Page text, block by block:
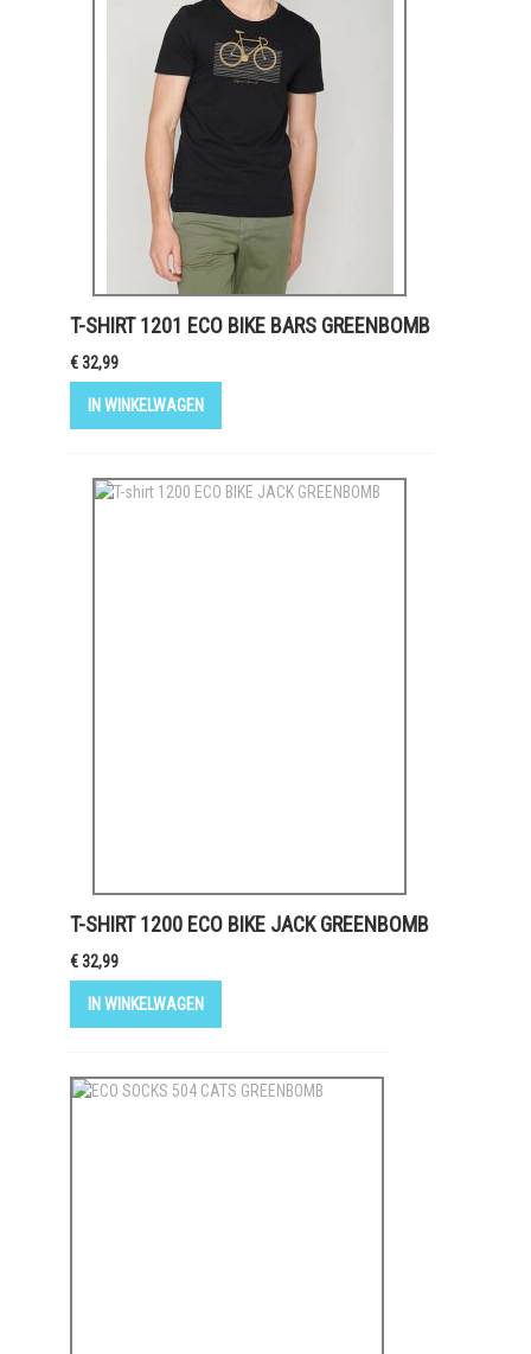
T-SHIRT 1201 ECO BIKE BARS GREENBOMB
€ 32,99
IN WINKELWAGEN
T-SHIRT 1200 ECO BIKE JACK GREENBOMB
€ 32,99
IN WINKELWAGEN